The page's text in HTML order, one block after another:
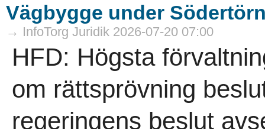
Vägbygge under
→ InfoTorg Juridik 2026-07-20 07:00
HFD: Högsta
om rättsprövning
regeringens beslut